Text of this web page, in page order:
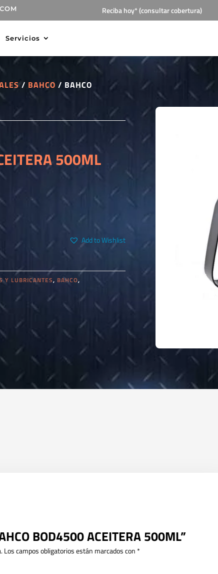
Reciba hoy* (consultar cobertura)
Servicios
/ BAHCO / BAHCO
500ML
Add to Wishlist
Y LUBRICANTES, BAHCO,
BOD4500 ACEITERA 500ML”
Los campos obligatorios están marcados con *